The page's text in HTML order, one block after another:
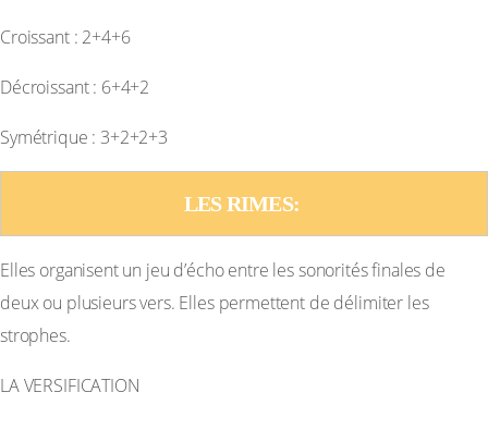
Croissant : 2+4+6
Décroissant : 6+4+2
Symétrique : 3+2+2+3
LES RIMES:
Elles organisent un jeu d’écho entre les sonorités finales de
deux ou plusieurs vers. Elles permettent de délimiter les
strophes.
LA VERSIFICATION